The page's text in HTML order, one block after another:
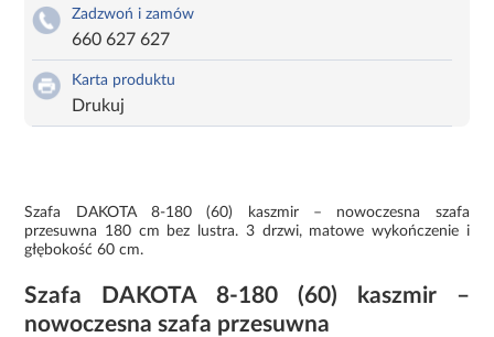
Zadzwoń i zamów
660 627 627
Karta produktu
Drukuj
Szafa DAKOTA 8-180 (60) kaszmir – nowoczesna szafa
przesuwna 180 cm bez lustra. 3 drzwi, matowe wykończenie i
głębokość 60 cm.
Szafa DAKOTA 8-180 (60) kaszmir –
nowoczesna szafa przesuwna